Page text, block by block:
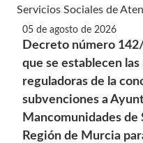
05 de agosto de 2026
Decreto número
que se establecen
reguladoras de la
subvenciones a
Mancomunidades de
Región de Murcia